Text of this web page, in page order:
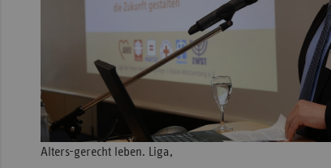
Alters-gerecht leben. Liga,